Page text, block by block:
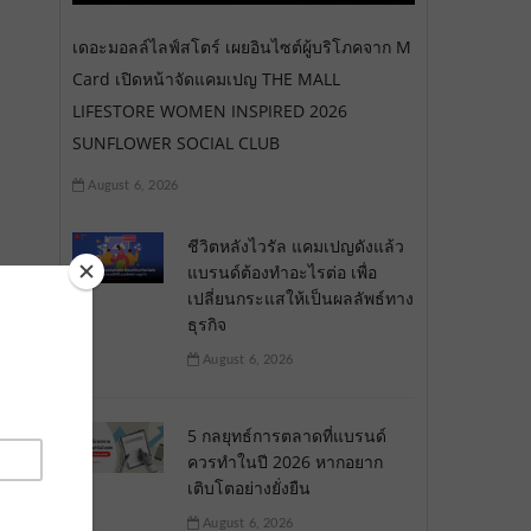
เดอะมอลล์ไลฟ์สโตร์ เผยอินไซต์ผู้บริโภคจาก M
Card เปิดหน้าจัดแคมเปญ THE MALL
LIFESTORE WOMEN INSPIRED 2026
SUNFLOWER SOCIAL CLUB
August 6, 2026
ชีวิตหลังไวรัล แคมเปญดังแล้ว
แบรนด์ต้องทำอะไรต่อ เพื่อ
เปลี่ยนกระแสให้เป็นผลลัพธ์ทาง
ธุรกิจ
August 6, 2026
5 กลยุทธ์การตลาดที่แบรนด์
ควรทำในปี 2026 หากอยาก
เติบโตอย่างยั่งยืน
August 6, 2026